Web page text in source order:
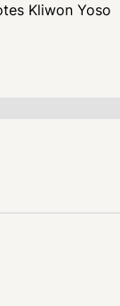
Kliwon Yoso